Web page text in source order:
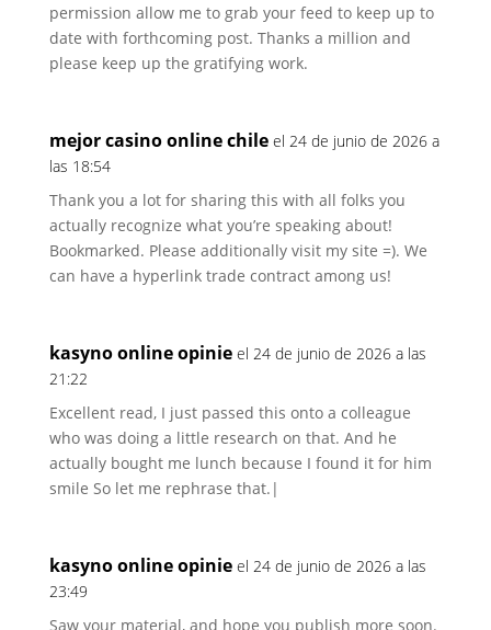
permission allow me to grab your feed to keep up to
date with forthcoming post. Thanks a million and
please keep up the gratifying work.
mejor casino online chile el 24 de junio de 2026 a
las 18:54
Thank you a lot for sharing this with all folks you
actually recognize what you’re speaking about!
Bookmarked. Please additionally visit my site =). We
can have a hyperlink trade contract among us!
kasyno online opinie el 24 de junio de 2026 a las
21:22
Excellent read, I just passed this onto a colleague
who was doing a little research on that. And he
actually bought me lunch because I found it for him
smile So let me rephrase that.|
kasyno online opinie el 24 de junio de 2026 a las
23:49
Saw your material, and hope you publish more soon.